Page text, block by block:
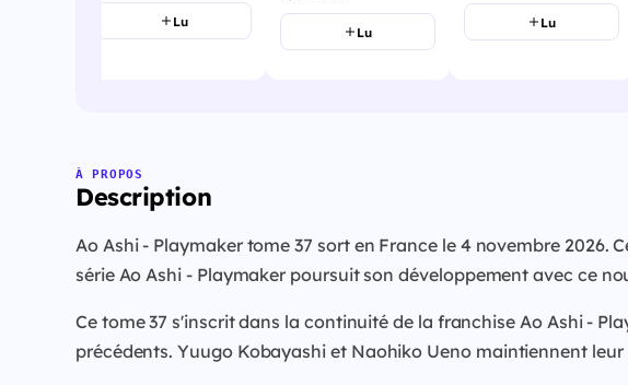
Lu
Lu
Lu
À PROPOS
Description
Ao Ashi - Playmaker tome 37 sort en France le 4 novembre
série Ao Ashi - Playmaker poursuit son développement avec ce
Ce tome 37 s'inscrit dans la continuité de la franchise Ao Ashi -
précédents. Yuugo Kobayashi et Naohiko Ueno maintiennent